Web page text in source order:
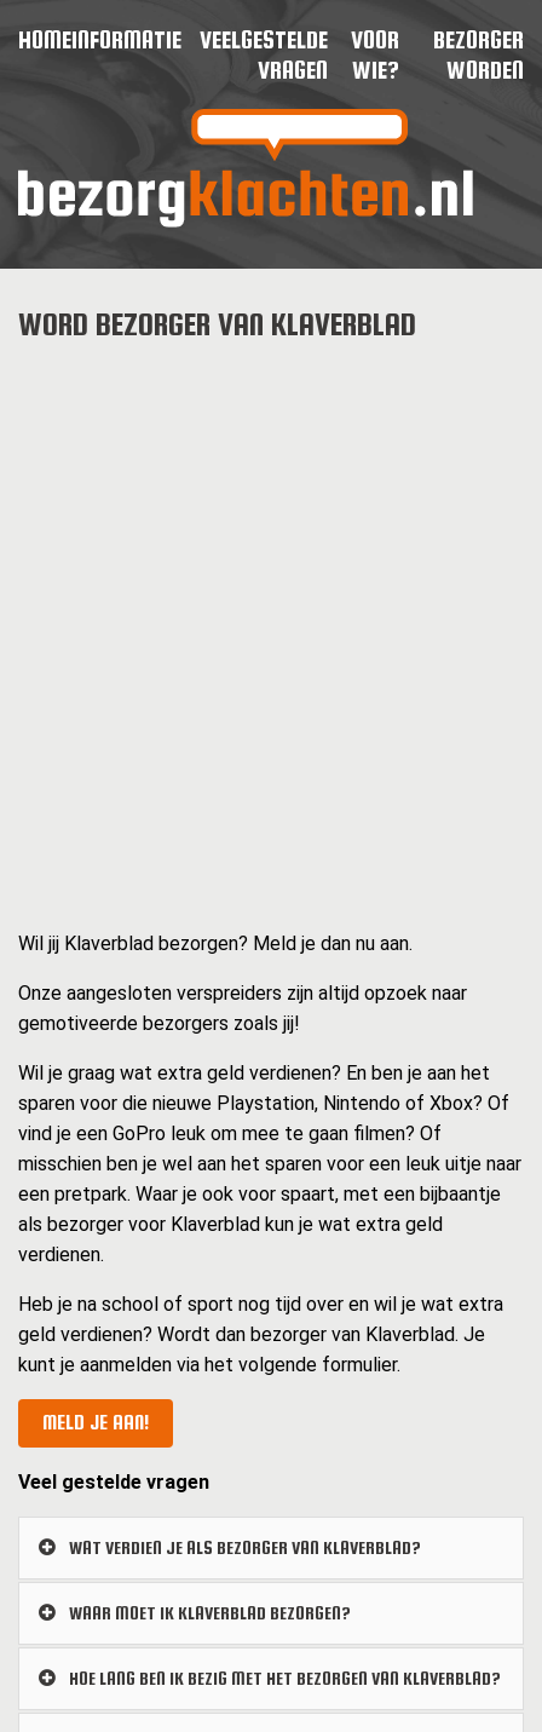
HOMEINFORMATIE
VEELGESTELDE
VRAGEN
VOOR
WIE?
BEZORGER
WORDEN
WORD BEZORGER VAN KLAVERBLAD
Wil jij Klaverblad bezorgen? Meld je dan nu aan.
Onze aangesloten verspreiders zijn altijd opzoek naar
gemotiveerde bezorgers zoals jij!
Wil je graag wat extra geld verdienen? En ben je aan het
sparen voor die nieuwe Playstation, Nintendo of Xbox? Of
vind je een GoPro leuk om mee te gaan filmen? Of
misschien ben je wel aan het sparen voor een leuk uitje naar
een pretpark. Waar je ook voor spaart, met een bijbaantje
als bezorger voor Klaverblad kun je wat extra geld
verdienen.
Heb je na school of sport nog tijd over en wil je wat extra
geld verdienen? Wordt dan bezorger van Klaverblad. Je
kunt je aanmelden via het volgende formulier.
MELD JE AAN!
Veel gestelde vragen
WAT VERDIEN JE ALS BEZORGER VAN KLAVERBLAD?
WAAR MOET IK KLAVERBLAD BEZORGEN?
HOE LANG BEN IK BEZIG MET HET BEZORGEN VAN KLAVERBLAD?